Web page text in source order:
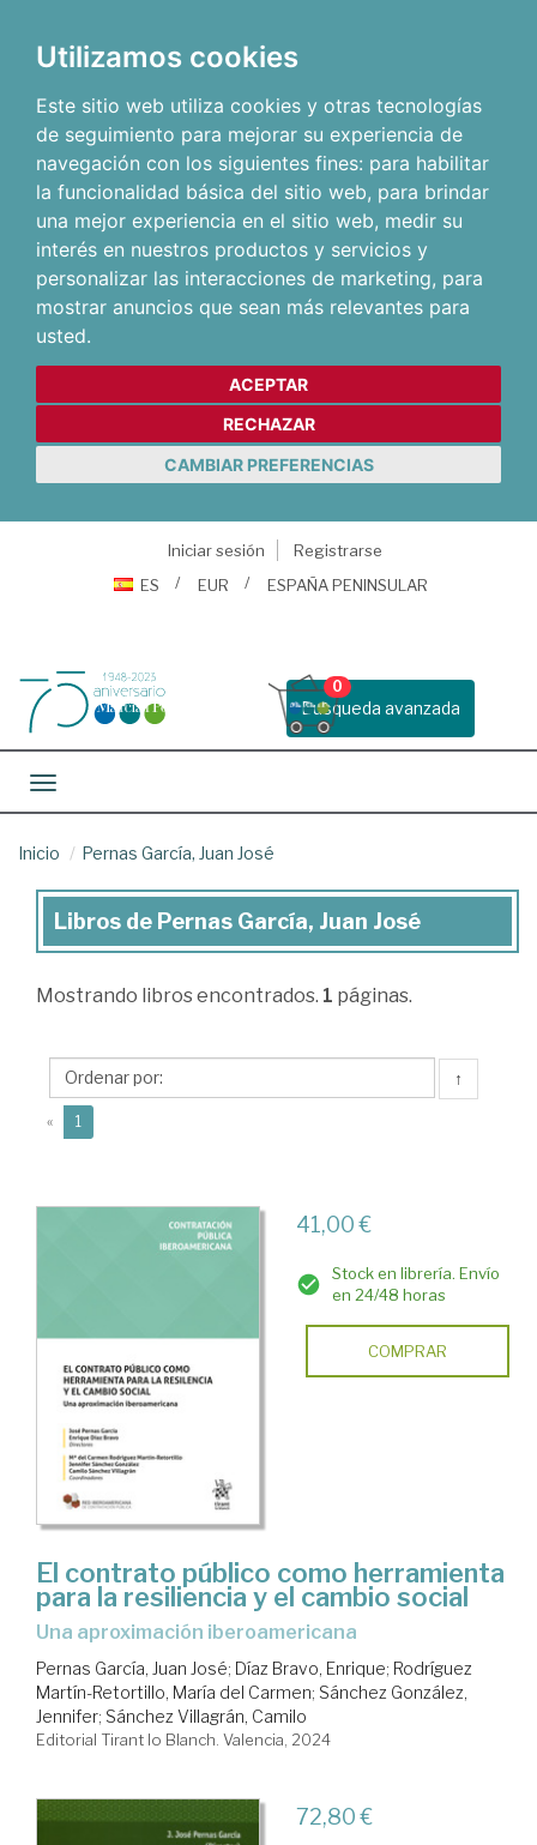
Utilizamos cookies
Este sitio web utiliza cookies y otras tecnologías
de seguimiento para mejorar su experiencia de
navegación con los siguientes fines: para habilitar
la funcionalidad básica del sitio web, para brindar
una mejor experiencia en el sitio web, medir su
interés en nuestros productos y servicios y
personalizar las interacciones de marketing, para
mostrar anuncios que sean más relevantes para
usted.
ACEPTAR
RECHAZAR
CAMBIAR PREFERENCIAS
Iniciar sesión
Registrarse
ES
EUR ESPAÑA PENINSULAR
Busqueda avanzada
0
Toggle navigation
Inicio Pernas García, Juan José
Libros
Pernas
Juan
José
Libros de Pernas García, Juan José
Mostrando libros encontrados. 1 páginas.
↑
« 1
41,00 €
Stock en librería. Envío
en 24/48 horas
COMPRAR
El contrato público como herramienta
para la resiliencia y el cambio social
Una aproximación iberoamericana
Pernas García, Juan José; Díaz Bravo, Enrique; Rodríguez
Martín-Retortillo, María del Carmen; Sánchez González,
Jennifer; Sánchez Villagrán, Camilo
Editorial Tirant lo Blanch. Valencia, 2024
72,80 €